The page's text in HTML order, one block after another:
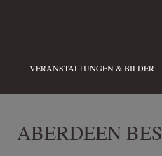
VERANSTALTUNGEN & BILDER
ABERDEEN